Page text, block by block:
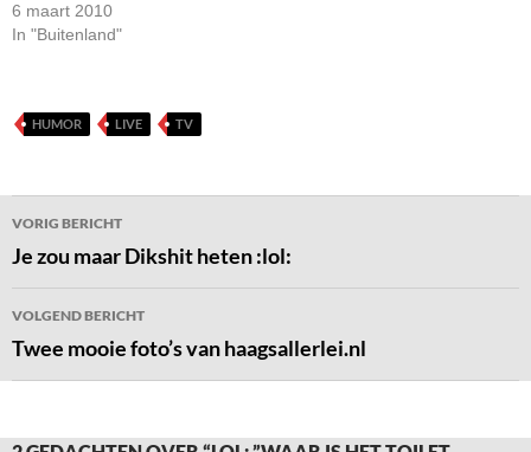
6 maart 2010
In "Buitenland"
HUMOR LIVE TV
Bericht
navigatie
VORIG BERICHT
Je zou maar Dikshit heten :lol:
VOLGEND BERICHT
Twee mooie foto’s van haagsallerlei.nl